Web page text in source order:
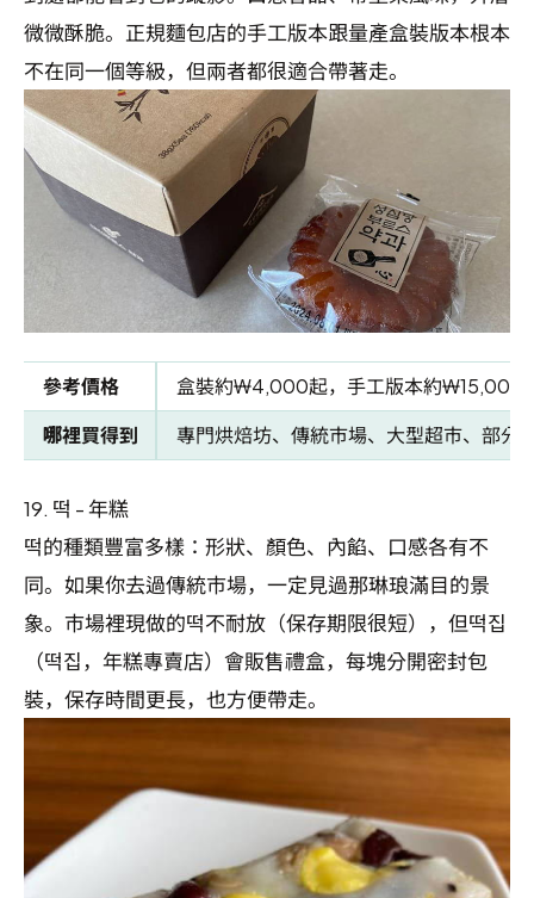
微微酥脆。正規麵包店的手工版本跟量產盒裝版本根本
不在同一個等級，但兩者都很適合帶著走。
參考價格
盒裝約₩4,000起，手工版本約₩15,000
哪裡買得到
專門烘焙坊、傳統市場、大型超市、部分
19. 떡 - 年糕
떡的種類豐富多樣：形狀、顏色、內餡、口感各有不
同。如果你去過傳統市場，一定見過那琳琅滿目的景
象。市場裡現做的떡不耐放（保存期限很短），但떡집
（떡집，年糕專賣店）會販售禮盒，每塊分開密封包
裝，保存時間更長，也方便帶走。